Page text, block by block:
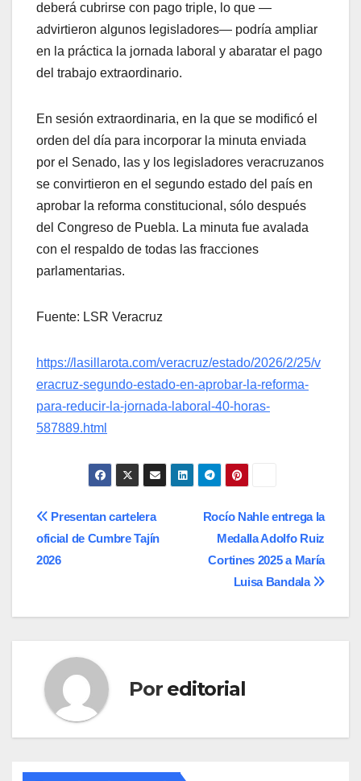
deberá cubrirse con pago triple, lo que —
advirtieron algunos legisladores— podría ampliar
en la práctica la jornada laboral y abaratar el pago
del trabajo extraordinario.
En sesión extraordinaria, en la que se modificó el
orden del día para incorporar la minuta enviada
por el Senado, las y los legisladores veracruzanos
se convirtieron en el segundo estado del país en
aprobar la reforma constitucional, sólo después
del Congreso de Puebla. La minuta fue avalada
con el respaldo de todas las fracciones
parlamentarias.
Fuente: LSR Veracruz
https://lasillarota.com/veracruz/estado/2026/2/25/v
eracruz-segundo-estado-en-aprobar-la-reforma-
para-reducir-la-jornada-laboral-40-horas-
587889.html
Navegación
de
Rocío Nahle entrega la
Medalla Adolfo Ruiz
Cortines 2025 a María
Luisa Bandala
Presentan cartelera
oficial de Cumbre Tajín
2026
Por editorial